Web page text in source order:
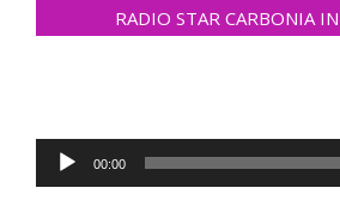
RADIO STAR CARBONIA
Reproductor
de
00:00